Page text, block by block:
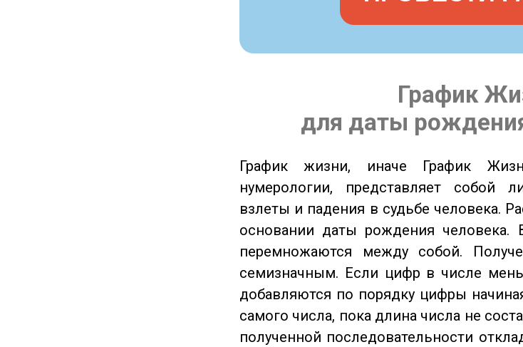
График
для даты
График жизни, иначе График
нумерологии, представляет собой
взлеты и падения в судьбе человека.
основании даты рождения
перемножаются между собой.
семизначным. Если цифр в числе
добавляются по порядку цифры
самого числа, пока длина числа не
полученной последовательности